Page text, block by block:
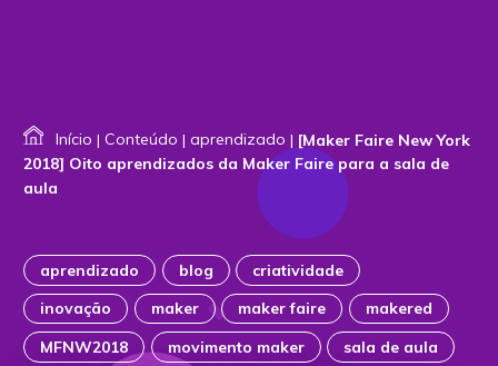
Início | Conteúdo | aprendizado | [Maker Faire New York
2018] Oito aprendizados da Maker Faire para a sala de
aula
aprendizado blog
criatividade
inovação
maker maker faire
makered
MFNW2018
movimento maker sala de aula